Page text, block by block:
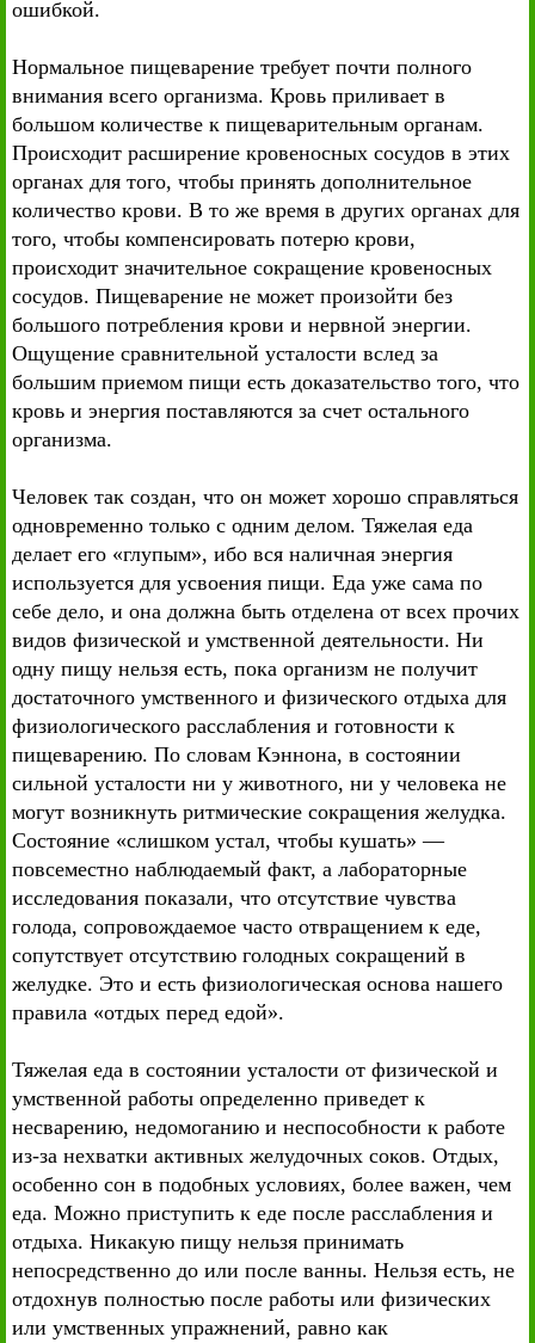
ошибкой.
Нормальное пищеварение требует почти полного
внимания всего организма. Кровь приливает в
большом количестве к пищеварительным органам.
Происходит расширение кровеносных сосудов в этих
органах для того, чтобы принять дополнительное
количество крови. В то же время в других органах для
того, чтобы компенсировать потерю крови,
происходит значительное сокращение кровеносных
сосудов. Пищеварение не может произойти без
большого потребления крови и нервной энергии.
Ощущение сравнительной усталости вслед за
большим приемом пищи есть доказательство того, что
кровь и энергия поставляются за счет остального
организма.
Человек так создан, что он может хорошо справляться
одновременно только с одним делом. Тяжелая еда
делает его «глупым», ибо вся наличная энергия
используется для усвоения пищи. Еда уже сама по
себе дело, и она должна быть отделена от всех прочих
видов физической и умственной деятельности. Ни
одну пищу нельзя есть, пока организм не получит
достаточного умственного и физического отдыха для
физиологического расслабления и готовности к
пищеварению. По словам Кэннона, в состоянии
сильной усталости ни у животного, ни у человека не
могут возникнуть ритмические сокращения желудка.
Состояние «слишком устал, чтобы кушать» —
повсеместно наблюдаемый факт, а лабораторные
исследования показали, что отсутствие чувства
голода, сопровождаемое часто отвращением к еде,
сопутствует отсутствию голодных сокращений в
желудке. Это и есть физиологическая основа нашего
правила «отдых перед едой».
Тяжелая еда в состоянии усталости от физической и
умственной работы определенно приведет к
несварению, недомоганию и неспособности к работе
из-за нехватки активных желудочных соков. Отдых,
особенно сон в подобных условиях, более важен, чем
еда. Можно приступить к еде после расслабления и
отдыха. Никакую пищу нельзя принимать
непосредственно до или после ванны. Нельзя есть, не
отдохнув полностью после работы или физических
или умственных упражнений, равно как